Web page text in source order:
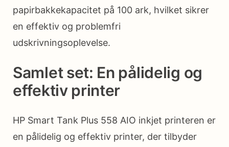
papirbakkekapacitet på 100 ark, hvilket sikrer
en effektiv og problemfri
udskrivningsoplevelse.
Samlet set: En pålidelig og
effektiv printer
HP Smart Tank Plus 558 AIO inkjet printeren er
en pålidelig og effektiv printer, der tilbyder